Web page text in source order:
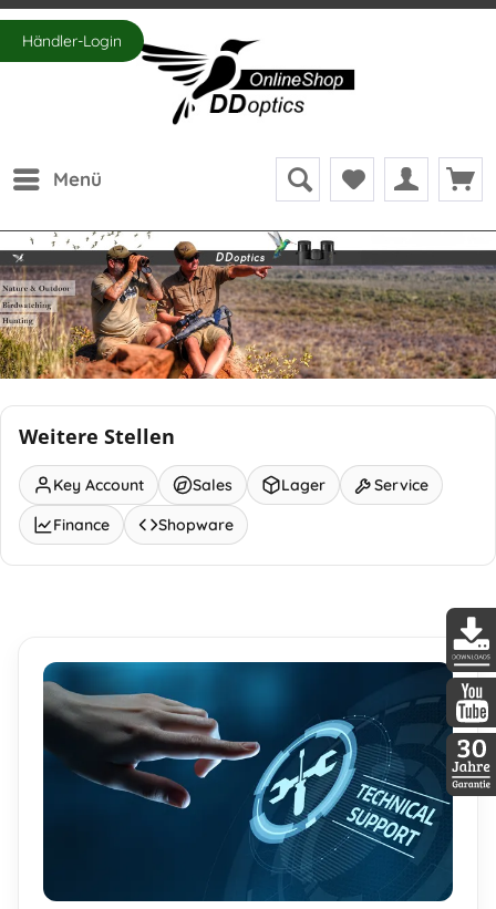
Händler-Login
Menü
Weitere Stellen
Key Account Sales Lager
Service
Finance
Shopware
30